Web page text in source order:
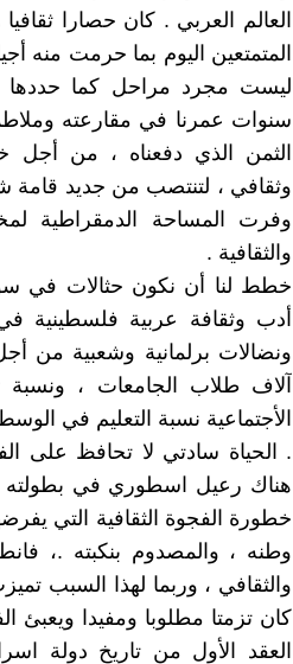
العالم العربي . كان حصارا
المتمتعين اليوم بما حرمت منه
ليست مجرد مراحل كما حددها
سنوات عمرنا في مقارعته
الثمن الذي دفعناه ، من
وثقافي ، لتنتصب من جديد قامة
وفرت المساحة الدمقراطية
والثقافية .
خطط لنا أن نكون حثالات في سوق
أدب وثقافة عربية فلسطينية
آلاف طلاب الجامعات ،
الأجتماعية نسبة التعليم في
. الحياة سادتي لا تحافظ على
هناك رعيل اسطوري في بطولته
خطورة الفجوة الثقافية التي
وطنه ، والمصدوم بنكبته .،
والثقافي ، وربما لهذا السبب
كان تزمتا مطلوبا ومفيدا ويعبئ
العقد الأول من تاريخ دولة